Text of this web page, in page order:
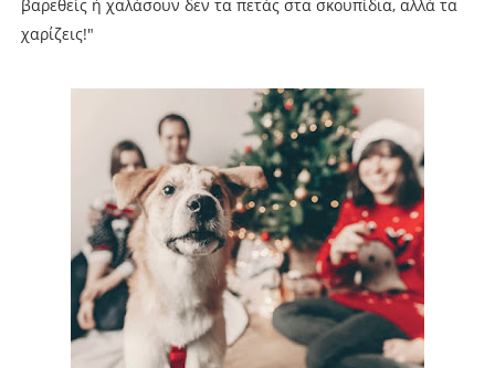
βαρεθείς ή χαλάσουν δεν τα πετάς στα σκουπίδια, αλλά τα
χαρίζεις!"